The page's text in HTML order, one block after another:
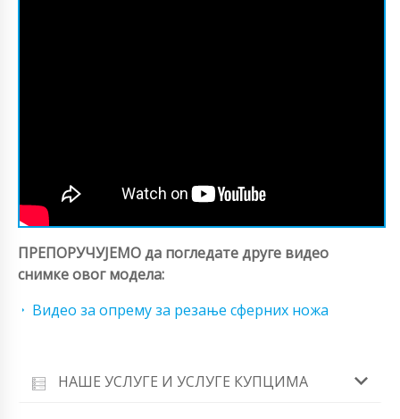
ПРЕПОРУЧУЈЕМО да погледате друге видео
снимке овог модела:
Видео за опрему за резање сферних ножа
НАШЕ УСЛУГЕ И УСЛУГЕ КУПЦИМА